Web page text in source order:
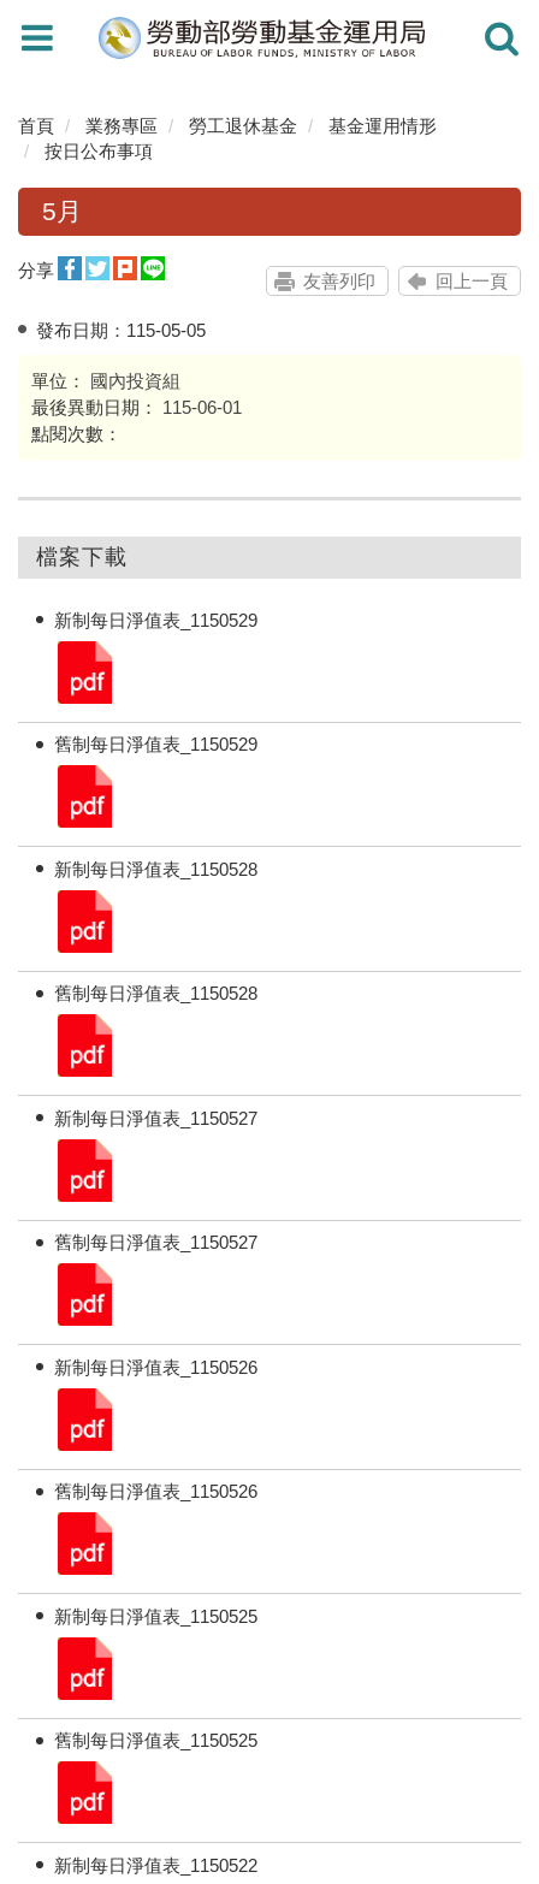
Toggle
navigation
Toggle
首頁 業務專區 勞工退休基金
基金運用情形
按日公布事項
5月
分享
友善列印 回上一頁
發布日期： 115-05-05
單位：
國內投資組
最後異動日期：
115-06-01
點閱次數：
檔案下載
新制每日淨值表_1150529
舊制每日淨值表_1150529
新制每日淨值表_1150528
舊制每日淨值表_1150528
新制每日淨值表_1150527
舊制每日淨值表_1150527
新制每日淨值表_1150526
舊制每日淨值表_1150526
新制每日淨值表_1150525
舊制每日淨值表_1150525
新制每日淨值表_1150522